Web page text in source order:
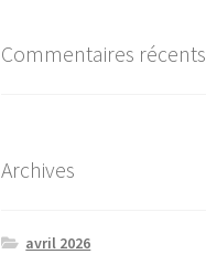
Commentaires récents
Archives
avril 2026